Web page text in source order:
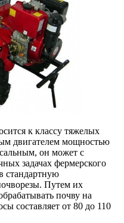
к классу тяжелых
двигателем мощностью
он может с
задачах фермерского
стандартную
Путем их
почву на
составляет от 80 до 110